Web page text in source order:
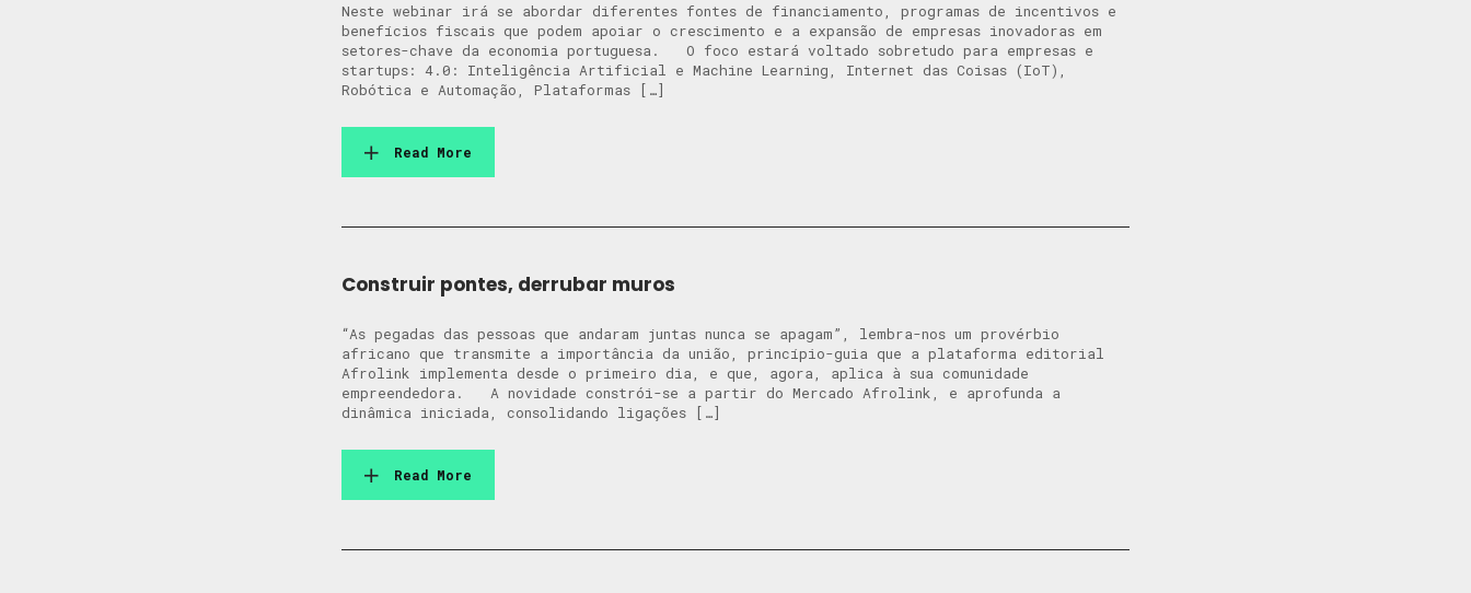
Neste webinar irá se abordar diferentes fontes de financiamento, programas de incentivos e
benefícios fiscais que podem apoiar o crescimento e a expansão de empresas inovadoras em
setores-chave da economia portuguesa. O foco estará voltado sobretudo para empresas e
startups: 4.0: Inteligência Artificial e Machine Learning, Internet das Coisas (IoT),
Robótica e Automação, Plataformas […]
Read More
Construir pontes, derrubar muros
“As pegadas das pessoas que andaram juntas nunca se apagam”, lembra-nos um provérbio
africano que transmite a importância da união, princípio-guia que a plataforma editorial
Afrolink implementa desde o primeiro dia, e que, agora, aplica à sua comunidade
empreendedora. A novidade constrói-se a partir do Mercado Afrolink, e aprofunda a
dinâmica iniciada, consolidando ligações […]
Read More